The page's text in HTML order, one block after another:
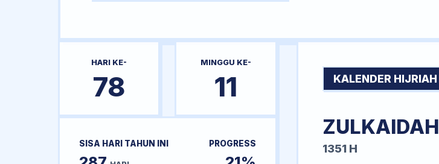
HARI KE-
78
MINGGU KE-
11
SISA HARI TAHUN INI PROGRESS
KALENDER HIJRIAH
ZULKAIDAH
1351 H